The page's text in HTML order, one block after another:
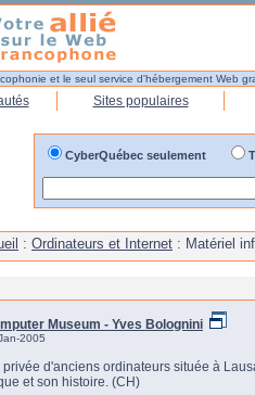
et le seul service d'hébergement Web
Sites populaires
CyberQuébec seulement
: Ordinateurs et Internet : Matériel
Museum - Yves Bolognini
2005
d'anciens ordinateurs située à
et son histoire. (CH)